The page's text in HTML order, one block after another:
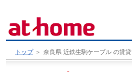
トップ ＞ 奈良県 近鉄生駒ケーブル の賃貸